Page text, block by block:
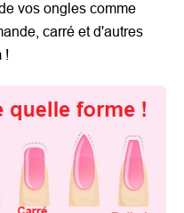
vos ongles comme
carré et d'autres
!